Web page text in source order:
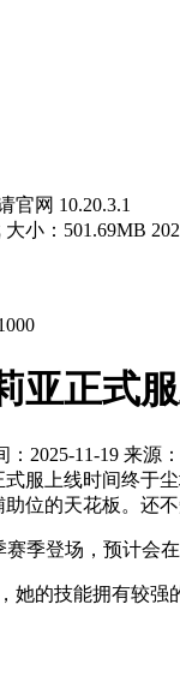
官网 10.20.3.1
大小：501.69MB
亚正式
：2025-11-19 来源：
式服上线时间终于
位的天花板。还
季登场，预计会
她的技能拥有较